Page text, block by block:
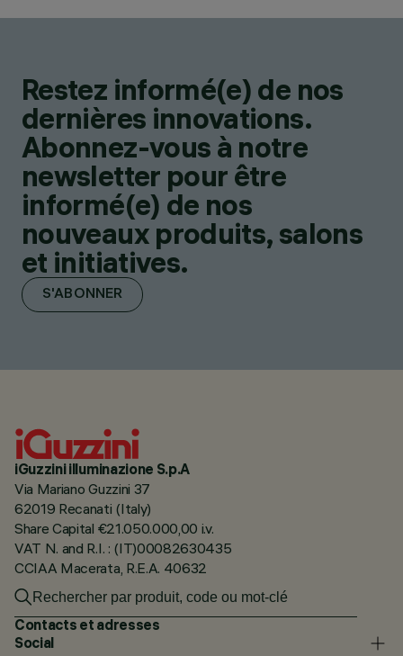
Restez informé(e) de nos
dernières innovations.
Abonnez-vous à notre
newsletter pour être
informé(e) de nos
nouveaux produits, salons
et initiatives.
S'ABONNER
iGuzzini illuminazione S.p.A
Via Mariano Guzzini 37
62019 Recanati (Italy)
Share Capital €21.050.000,00 i.v.
VAT N. and R.I. : (IT)00082630435
CCIAA Macerata, R.E.A. 40632
Contacts et adresses
Social